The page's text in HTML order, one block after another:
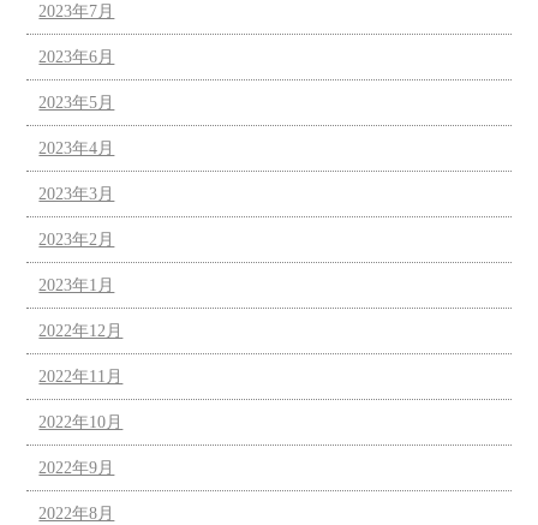
2023年7月
2023年6月
2023年5月
2023年4月
2023年3月
2023年2月
2023年1月
2022年12月
2022年11月
2022年10月
2022年9月
2022年8月